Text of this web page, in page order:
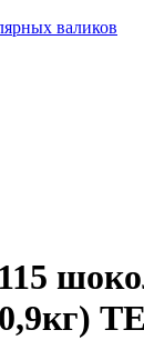
валиков